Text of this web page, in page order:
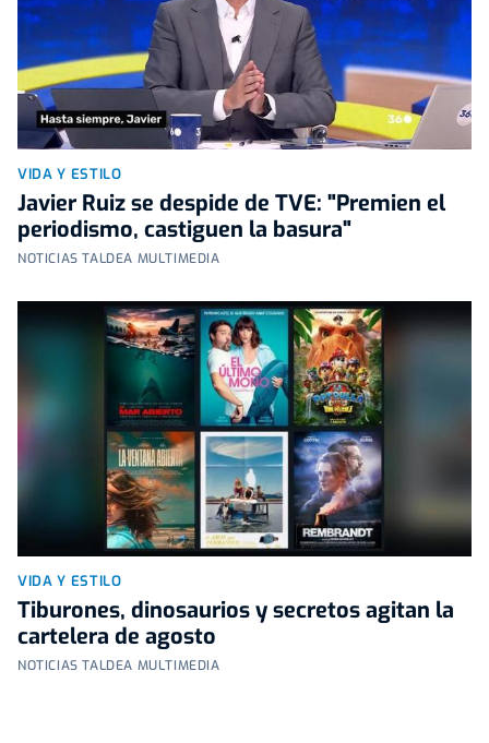
VIDA Y ESTILO
Javier Ruiz se despide de TVE: "Premien el
periodismo, castiguen la basura"
NOTICIAS TALDEA MULTIMEDIA
VIDA Y ESTILO
Tiburones, dinosaurios y secretos agitan la
cartelera de agosto
NOTICIAS TALDEA MULTIMEDIA